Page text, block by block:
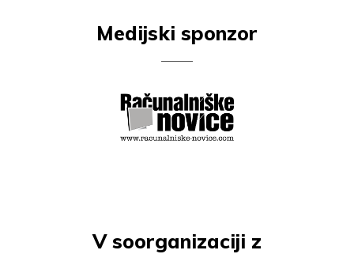
Medijski sponzor
V soorganizaciji z